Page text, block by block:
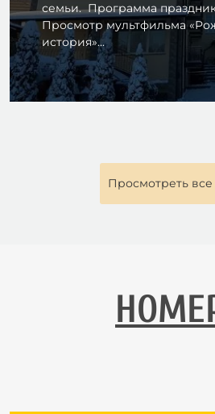
семьи. Программа
Просмотр мультфильма
история»...
Просмотреть